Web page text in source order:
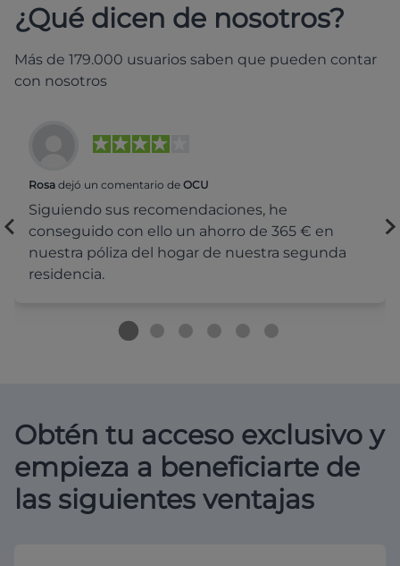
¿Qué dicen de nosotros?
Más de 179.000 usuarios saben que pueden contar
con nosotros
Rosa dejó un comentario de OCU
Siguiendo sus recomendaciones, he
conseguido con ello un ahorro de 365 € en
nuestra póliza del hogar de nuestra segunda
residencia.
Obtén tu acceso exclusivo y
empieza a beneficiarte de
las siguientes ventajas